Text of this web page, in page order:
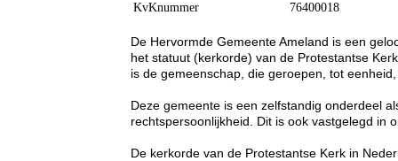
KvKnummer 76400018
De Hervormde Gemeente Ameland is een
het statuut (kerkorde) van de Protestantse
is de gemeenschap, die geroepen, tot
Deze gemeente is een zelfstandig onderdeel
rechtspersoonlijkheid. Dit is ook vastgelegd in
De kerkorde van de Protestantse Kerk in